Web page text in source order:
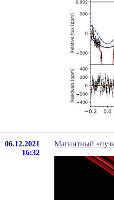
06.12.2021
16:32
Магнитный